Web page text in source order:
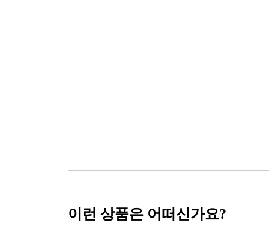
이런 상품은 어떠신가요?